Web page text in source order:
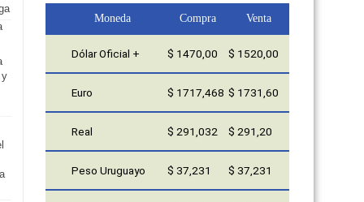
y
Moneda Compra Venta
Dólar Oficial + $ 1470,00 $ 1520,00
Euro $ 1717,468 $ 1731,60
Real $ 291,032 $ 291,20
Peso Uruguayo $ 37,231 $ 37,231